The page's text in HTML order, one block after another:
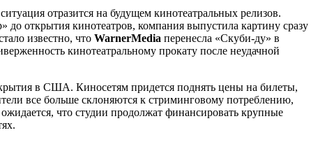
отразится на будущем кинотеатральных релизов.
открытия кинотеатров, компания выпустила картину сразу
известно, что WarnerMedia перенесла «Скуби-ду» в
кинотеатральному прокату после неудачной
в США. Киносетям придется поднять цены на билеты,
все больше склоняются к стриминговому потреблению,
что студии продолжат финансировать крупные